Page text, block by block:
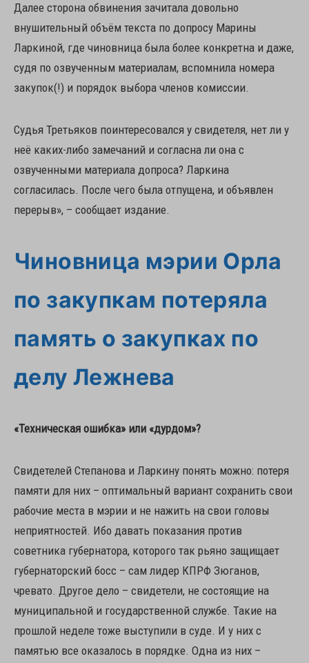
Далее сторона обвинения зачитала довольно
внушительный объём текста по допросу Марины
Ларкиной, где чиновница была более конкретна и даже,
судя по озвученным материалам, вспомнила номера
закупок(!) и порядок выбора членов комиссии.
Судья Третьяков поинтересовался у свидетеля, нет ли у
неё каких-либо замечаний и согласна ли она с
озвученными материала допроса? Ларкина
согласилась. После чего была отпущена, и объявлен
перерыв», – сообщает издание.
Чиновница мэрии Орла
по закупкам потеряла
память о закупках по
делу Лежнева
«Техническая ошибка» или «дурдом»?
Свидетелей Степанова и Ларкину понять можно: потеря
памяти для них – оптимальный вариант сохранить свои
рабочие места в мэрии и не нажить на свои головы
неприятностей. Ибо давать показания против
советника губернатора, которого так рьяно защищает
губернаторский босс – сам лидер КПРФ Зюганов,
чревато. Другое дело – свидетели, не состоящие на
муниципальной и государственной службе. Такие на
прошлой неделе тоже выступили в суде. И у них с
памятью все оказалось в порядке. Одна из них –